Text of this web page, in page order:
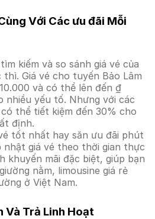
Với Các ưu đãi Mỗi
kiếm và so sánh giá vé của
Giá vé cho tuyến Bảo Lâm
và có thể lên đến ₫
nhiều yếu tố. Nhưng với các
thể tiết kiệm đến 30% cho
định.
tốt nhất hay săn ưu đãi phút
giá vé theo thời gian thực
khuyến mãi đặc biệt, giúp bạn
nằm, limousine giá rẻ
ở Việt Nam.
Và Trả Linh Hoạt